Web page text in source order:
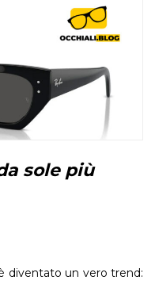
sole più
diventato un vero trend: